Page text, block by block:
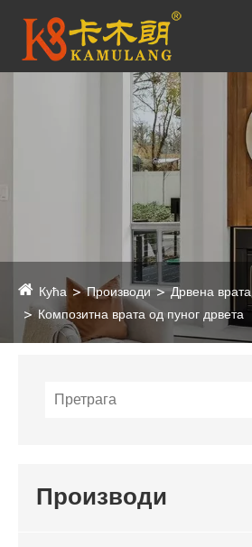
Кућа Производи
Дрвена врата
Композитна врата од пуног дрвета
Производи